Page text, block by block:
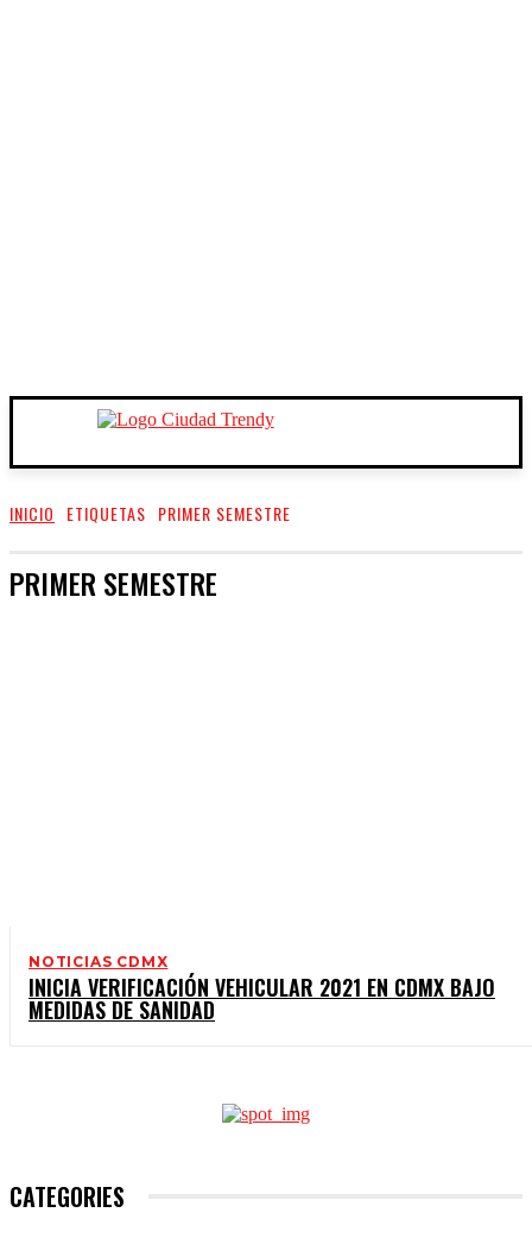
INICIO ETIQUETAS PRIMER SEMESTRE
PRIMER SEMESTRE
NOTICIAS CDMX
INICIA VERIFICACIÓN VEHICULAR 2021 EN CDMX BAJO
MEDIDAS DE SANIDAD
CATEGORIES